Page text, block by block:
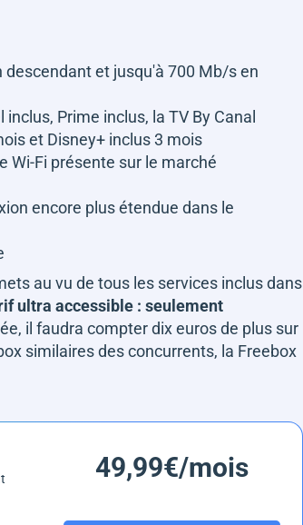
descendant et jusqu'à 700 Mb/s en
Prime inclus, la TV By Canal
et Disney+ inclus 3 mois
Wi-Fi présente sur le marché
encore plus étendue dans le
au vu de tous les services inclus dans
ultra accessible : seulement
il faudra compter dix euros de plus sur
similaires des concurrents, la Freebox
49,99€/mois